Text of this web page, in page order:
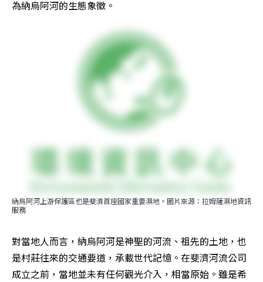
為納烏阿河的生態象徵。
納烏阿河上游保護區也是斐濟首座國家重要濕地。圖片來源：拉姆薩濕地資訊
服務
對當地人而言，納烏阿河是神聖的河流、祖先的土地，也
是村莊往來的交通要道，承載世代記憶。在斐濟河流公司
成立之前，當地並未有任何觀光介入，相當原始。雖是希